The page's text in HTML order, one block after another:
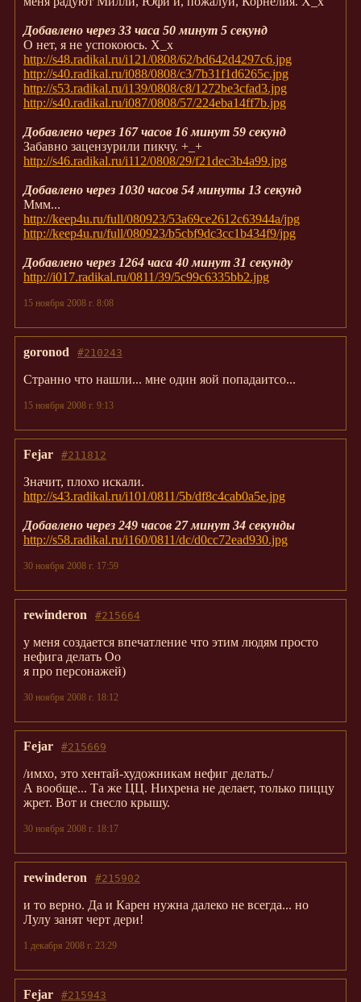
Добавлено через 33 часа 50 минут 5 секунд
О нет, я не успокоюсь. Х_х
http://s48.radikal.ru/i121/0808/62/bd642d4297c6.jpg
http://s40.radikal.ru/i088/0808/c3/7b31f1d6265c.jpg
http://s53.radikal.ru/i139/0808/c8/1272be3cfad3.jpg
http://s40.radikal.ru/i087/0808/57/224eba14ff7b.jpg
Добавлено через 167 часов 16 минут 59 секунд
Забавно зацензурили пикчу. +_+
http://s46.radikal.ru/i112/0808/29/f21dec3b4a99.jpg
Добавлено через 1030 часов 54 минуты 13 секунд
Ммм...
http://keep4u.ru/full/080923/53a69ce2612c63944a/jpg
http://keep4u.ru/full/080923/b5cbf9dc3cc1b434f9/jpg
Добавлено через 1264 часа 40 минут 31 секунду
http://i017.radikal.ru/0811/39/5c99c6335bb2.jpg
15 ноября 2008 г. 8:08
#210243
goronod
Странно что нашли... мне один яой попадаитсо...
15 ноября 2008 г. 9:13
#211812
Fejar
Значит, плохо искали.
http://s43.radikal.ru/i101/0811/5b/df8c4cab0a5e.jpg
Добавлено через 249 часов 27 минут 34 секунды
http://s58.radikal.ru/i160/0811/dc/d0cc72ead930.jpg
30 ноября 2008 г. 17:59
#215664
rewinderon
у меня создается впечатление что этим людям просто
нефига делать Оо
я про персонажей)
30 ноября 2008 г. 18:12
#215669
Fejar
/имхо, это хентай-художникам нефиг делать./
А вообще... Та же ЦЦ. Нихрена не делает, только пиццу
жрет. Вот и снесло крышу.
30 ноября 2008 г. 18:17
#215902
rewinderon
и то верно. Да и Карен нужна далеко не всегда... но
Лулу занят черт дери!
1 декабря 2008 г. 23:29
#215943
Fejar